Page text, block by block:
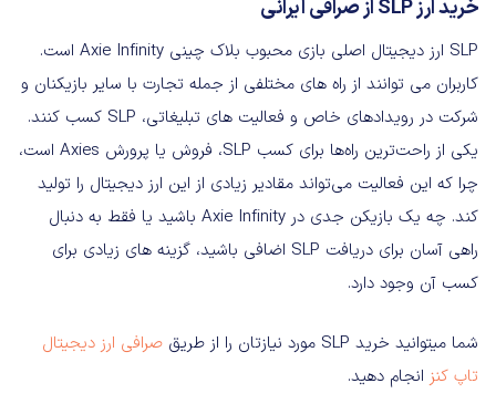
خرید ارزSLPاز صرافی ایرانی
SLP ارز دیجیتال اصلی بازی محبوب بلاک چینی Axie Infinity است.
کاربران می توانند از راه های مختلفی از جمله تجارت با سایر بازیکنان و
شرکت در رویدادهای خاص و فعالیت های تبلیغاتی، SLP کسب کنند.
یکی از راحت‌ترین راه‌ها برای کسب SLP، فروش یا پرورش Axies است،
چرا که این فعالیت‌ می‌تواند مقادیر زیادی از این ارز دیجیتال را تولید
کند. چه یک بازیکن جدی در Axie Infinity باشید یا فقط به دنبال
راهی آسان برای دریافت SLP اضافی باشید، گزینه های زیادی برای
کسب آن وجود دارد.
شما میتوانید خرید SLP مورد نیازتان را از طریق
صرافی ارز دیجیتال
تاپ کنز انجام دهید.